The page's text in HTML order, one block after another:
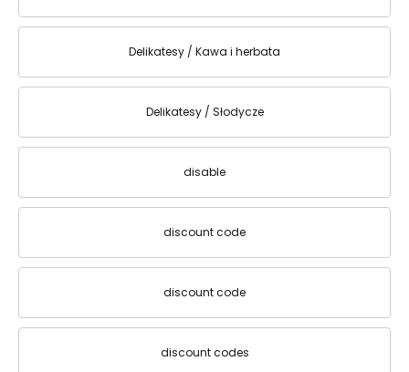
Delikatesy / Kawa i herbata
Delikatesy / Słodycze
disable
discount code
discount code
discount codes